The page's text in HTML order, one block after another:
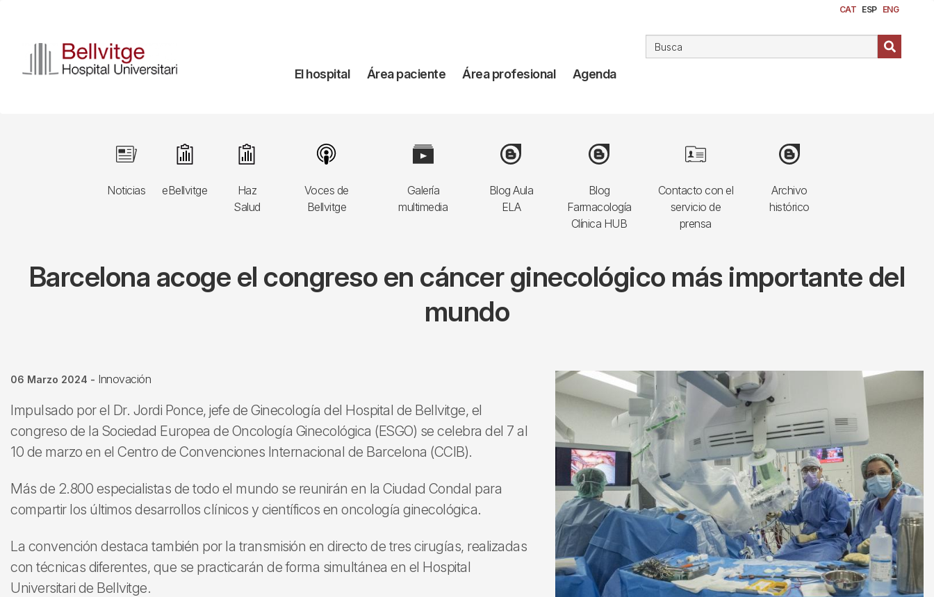
contenido
principal
CAT ESP ENG
Navegación
El hospital Área paciente Área profesional Agenda
Noticias
Image
eBellvitge
Image
Haz
Salud
Image
Voces de
Bellvitge
Image
Galería
multimedia
Image
Blog Aula
ELA
Image
Blog
Farmacología
Clínica HUB
Image
Contacto con el
servicio de
prensa
Image
Archivo
histórico
Image
Barcelona acoge el congreso en cáncer ginecológico más importante del
mundo
06 Marzo 2024 - Innovación
Impulsado por el Dr. Jordi Ponce, jefe de Ginecología del Hospital de Bellvitge, el
congreso de la Sociedad Europea de Oncología Ginecológica (ESGO) se celebra del 7 al
10 de marzo en el Centro de Convenciones Internacional de Barcelona (CCIB).
Más de 2.800 especialistas de todo el mundo se reunirán en la Ciudad Condal para
compartir los últimos desarrollos clínicos y científicos en oncología ginecológica.
La convención destaca también por la transmisión en directo de tres cirugías, realizadas
con técnicas diferentes, que se practicarán de forma simultánea en el Hospital
Universitari de Bellvitge.